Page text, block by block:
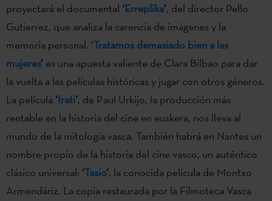
proyectará el documental ‘Erreplika’, del director Pello
Gutierrez, que analiza la carencia de imágenes y la
memoria personal. ‘Tratamos demasiado bien a las
mujeres’ es una apuesta valiente de Clara Bilbao para dar
la vuelta a las películas históricas y jugar con otros géneros.
La película ‘Irati’, de Paul Urkijo, la producción más
rentable en la historia del cine en euskera, nos lleva al
mundo de la mitología vasca. También habrá en Nantes un
nombre propio de la historia del cine vasco, un auténtico
clásico universal: ‘Tasio’, la conocida película de Montxo
Armendáriz. La copia restaurada por la Filmoteca Vasca